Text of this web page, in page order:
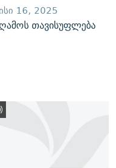
16, 2025
თავისუფლება